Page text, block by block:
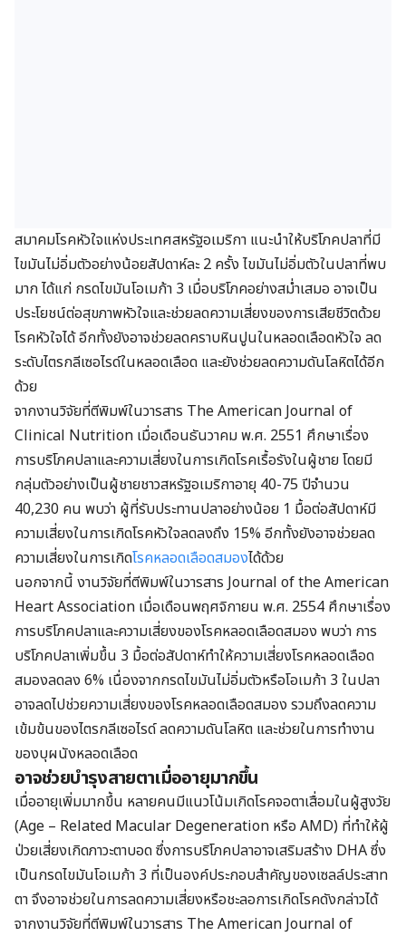
สมาคมโรคหัวใจแห่งประเทศสหรัฐอเมริกา แนะนำให้บริโภคปลาที่มี
ไขมันไม่อิ่มตัวอย่างน้อยสัปดาห์ละ 2 ครั้ง ไขมันไม่อิ่มตัวในปลาที่พบ
มาก ได้แก่ กรดไขมันโอเมก้า 3 เมื่อบริโภคอย่างสม่ำเสมอ อาจเป็น
ประโยชน์ต่อสุขภาพหัวใจและช่วยลดความเสี่ยงของการเสียชีวิตด้วย
โรคหัวใจได้ อีกทั้งยังอาจช่วยลดคราบหินปูนในหลอดเลือดหัวใจ ลด
ระดับไตรกลีเซอไรด์ในหลอดเลือด และยังช่วยลดความดันโลหิตได้อีก
ด้วย
จากงานวิจัยที่ตีพิมพ์ในวารสาร The American Journal of
Clinical Nutrition เมื่อเดือนธันวาคม พ.ศ. 2551 ศึกษาเรื่อง
การบริโภคปลาและความเสี่ยงในการเกิดโรคเรื้อรังในผู้ชาย โดยมี
กลุ่มตัวอย่างเป็นผู้ชายชาวสหรัฐอเมริกาอายุ 40-75 ปีจำนวน
40,230 คน พบว่า ผู้ที่รับประทานปลาอย่างน้อย 1 มื้อต่อสัปดาห์มี
ความเสี่ยงในการเกิดโรคหัวใจลดลงถึง 15% อีกทั้งยังอาจช่วยลด
ความเสี่ยงในการเกิดโรคหลอดเลือดสมองได้ด้วย
นอกจากนี้ งานวิจัยที่ตีพิมพ์ในวารสาร Journal of the American
Heart Association เมื่อเดือนพฤศจิกายน พ.ศ. 2554 ศึกษาเรื่อง
การบริโภคปลาและความเสี่ยงของโรคหลอดเลือดสมอง พบว่า การ
บริโภคปลาเพิ่มขึ้น 3 มื้อต่อสัปดาห์ทำให้ความเสี่ยงโรคหลอดเลือด
สมองลดลง 6% เนื่องจากกรดไขมันไม่อิ่มตัวหรือโอเมก้า 3 ในปลา
อาจลดไปช่วยความเสี่ยงของโรคหลอดเลือดสมอง รวมถึงลดความ
เข้มข้นของไตรกลีเซอไรด์ ลดความดันโลหิต และช่วยในการทำงาน
ของบุผนังหลอดเลือด
อาจช่วยบำรุงสายตาเมื่ออายุมากขึ้น
เมื่ออายุเพิ่มมากขึ้น หลายคนมีแนวโน้มเกิดโรคจอตาเสื่อมในผู้สูงวัย
(Age – Related Macular Degeneration หรือ AMD) ที่ทำให้ผู้
ป่วยเสี่ยงเกิดภาวะตาบอด ซึ่งการบริโภคปลาอาจเสริมสร้าง DHA ซึ่ง
เป็นกรดไขมันโอเมก้า 3 ที่เป็นองค์ประกอบสำคัญของเซลล์ประสาท
ตา จึงอาจช่วยในการลดความเสี่ยงหรือชะลอการเกิดโรคดังกล่าวได้
จากงานวิจัยที่ตีพิมพ์ในวารสาร The American Journal of